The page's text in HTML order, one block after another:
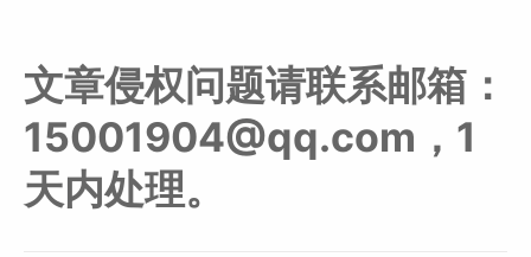
文章侵权问题请联系邮箱：
15001904@qq.com，1
天内处理。